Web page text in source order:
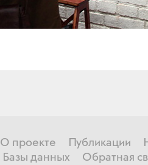
О проекте Публикации
Базы данных Обратная